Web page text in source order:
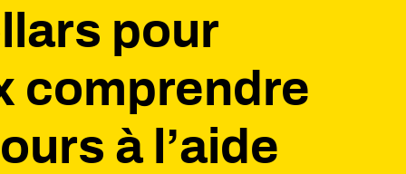
pour
comprendre
à l’aide